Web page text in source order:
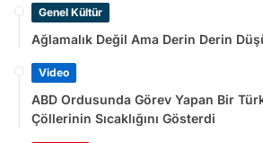
Genel Kültür
Ağlamalık Değil Ama Derin Derin
Video
ABD Ordusunda Görev Yapan Bir
Çöllerinin Sıcaklığını Gösterdi